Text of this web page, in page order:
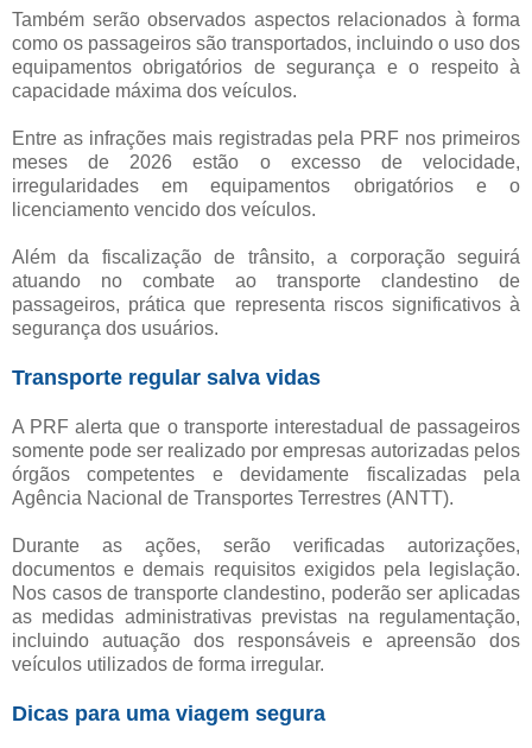
Também serão observados aspectos relacionados à forma
como os passageiros são transportados, incluindo o uso dos
equipamentos obrigatórios de segurança e o respeito à
capacidade máxima dos veículos.
Entre as infrações mais registradas pela PRF nos primeiros
meses de 2026 estão o excesso de velocidade,
irregularidades em equipamentos obrigatórios e o
licenciamento vencido dos veículos.
Além da fiscalização de trânsito, a corporação seguirá
atuando no combate ao transporte clandestino de
passageiros, prática que representa riscos significativos à
segurança dos usuários.
Transporte regular salva vidas
A PRF alerta que o transporte interestadual de passageiros
somente pode ser realizado por empresas autorizadas pelos
órgãos competentes e devidamente fiscalizadas pela
Agência Nacional de Transportes Terrestres (ANTT).
Durante as ações, serão verificadas autorizações,
documentos e demais requisitos exigidos pela legislação.
Nos casos de transporte clandestino, poderão ser aplicadas
as medidas administrativas previstas na regulamentação,
incluindo autuação dos responsáveis e apreensão dos
veículos utilizados de forma irregular.
Dicas para uma viagem segura